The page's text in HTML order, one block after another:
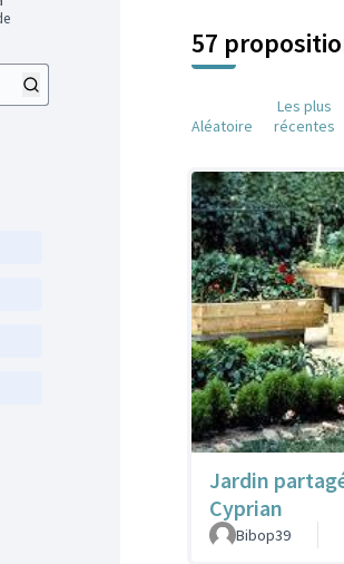
57
Aléatoire
Les plus
récentes
Jardin
Cyprian
Bibop39